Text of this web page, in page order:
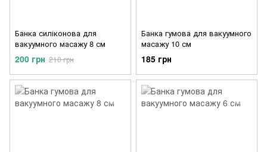
Банка силіконова для
вакуумного масажу 8 см
200 грн 210 грн
Банка гумова для вакуумного
масажу 10 см
185 грн